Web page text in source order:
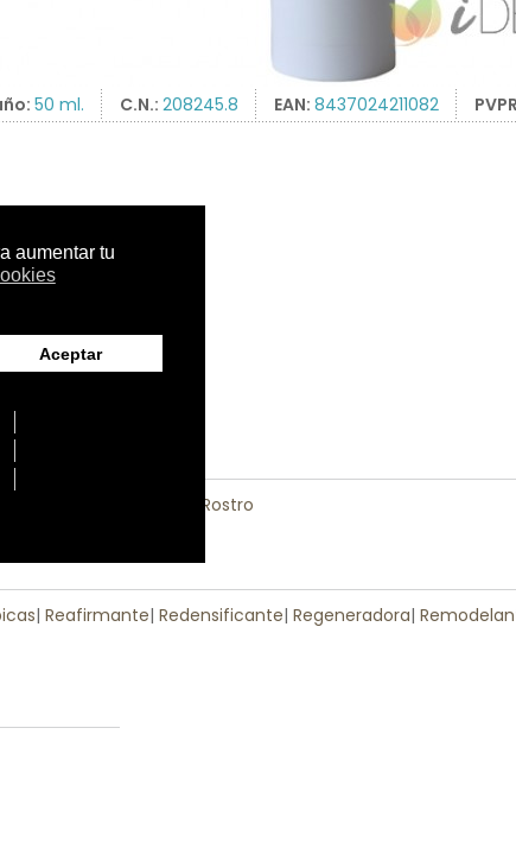
50 ml. C.N.: 208245.8 EAN: 8437024211082
Rostro
| Reafirmante| Redensificante| Regeneradora|